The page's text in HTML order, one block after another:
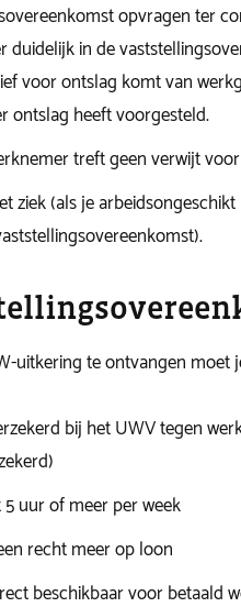
opvragen ter
duidelijk in de
voor ontslag komt van
ontslag heeft voorgesteld.
treft geen verwijt
ziek (als je
uitkering te ontvangen moet
bij het UWV tegen
5 uur of meer per week
recht meer op loon
beschikbaar voor betaald